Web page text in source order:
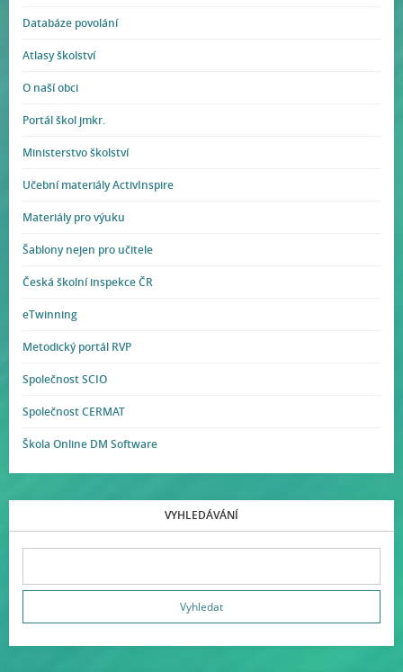
Databáze povolání
Atlasy školství
O naší obci
Portál škol jmkr.
Ministerstvo školství
Učební materiály ActivInspire
Materiály pro výuku
Šablony nejen pro učitele
Česká školní inspekce ČR
eTwinning
Metodický portál RVP
Společnost SCIO
Společnost CERMAT
Škola Online DM Software
VYHLEDÁVÁNÍ